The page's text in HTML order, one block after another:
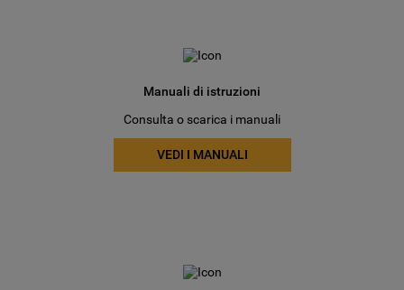
Manuali di istruzioni
Consulta o scarica i manuali
VEDI I MANUALI